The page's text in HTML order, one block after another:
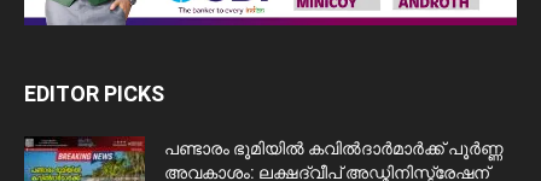
EDITOR PICKS
പണ്ടാരം ഭൂമിയിൽ കവിൽദാർമാർക്ക് പൂർണ്ണ
അവകാശം: ലക്ഷദ്വീപ് അഡ്മിനിസ്ട്രേഷന്